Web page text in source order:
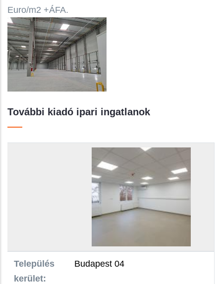
Euro/m2 +ÁFA.
További kiadó ipari ingatlanok
Település
kerület:
Budapest 04